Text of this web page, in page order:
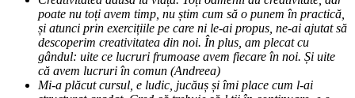
poate nu toți avem timp, nu știm cum să o punem în practică,
și atunci prin exercițiile pe care ni le-ai propus, ne-ai ajutat să
descoperim creativitatea din noi. În plus, am plecat cu
gândul: uite ce lucruri frumoase avem fiecare în noi. Și uite
că avem lucruri în comun (Andreea)
Mi-a plăcut cursul, e ludic, jucăuș și îmi place cum l-ai